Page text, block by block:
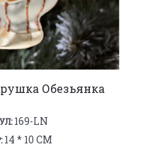
Обезьянка
169-LN
14 * 10 СМ